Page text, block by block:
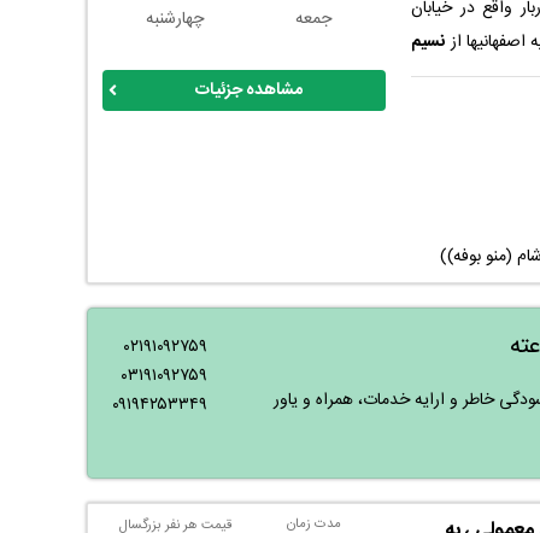
واقع در خیابان
نسیم
خاطره انگیز
کنید و از
دارد و دسترسی
(منو بوفه))
جمعه
چهارشنبه
مشاهده جزئیات
خاطر و ارایه خدمات، همراه و یاور
۰۲۱۹۱۰۹۲۷۵۹
۰۳۱۹۱۰۹۲۷۵۹
۰۹۱۹۴۲۵۳۳۴۹
مدت زمان قیمت هر نفر بزرگسال